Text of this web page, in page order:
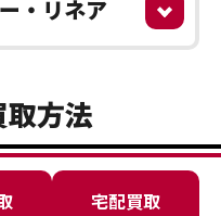
・リネア
方法
宅配買取